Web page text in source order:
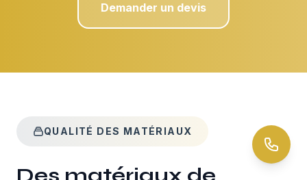
Demander un devis
QUALITÉ DES MATÉRIAUX